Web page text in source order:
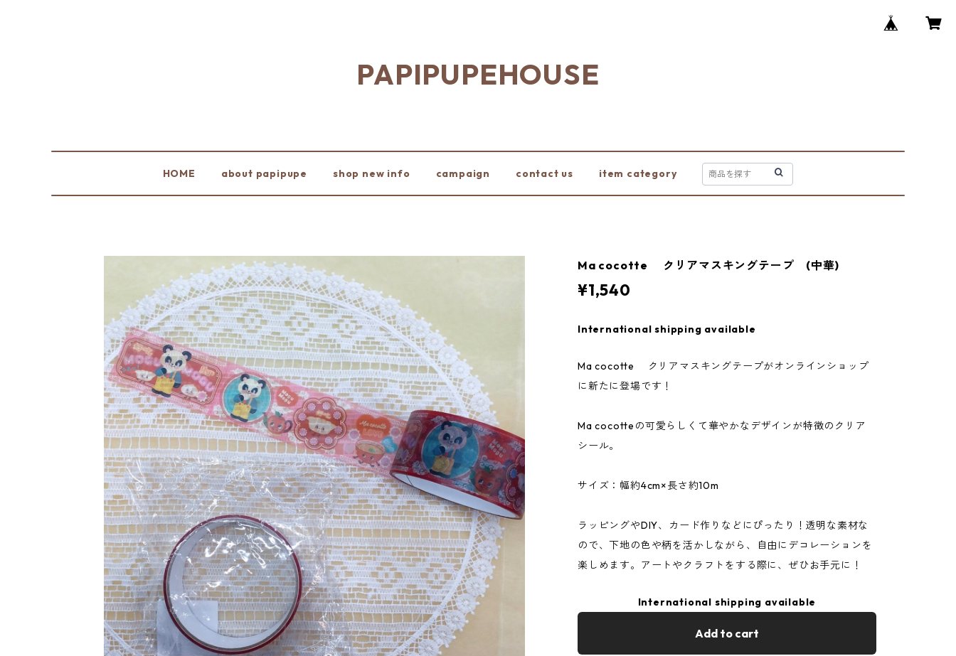
PAPIPUPEHOUSE
HOME about papipupe shop new info campaign contact us item category
Ma cocotte クリアマスキングテープ (中華)
¥1,540
International shipping available
Ma cocotte クリアマスキングテープがオンラインショップ
に新たに登場です！
Ma cocotteの可愛らしくて華やかなデザインが特徴のクリア
シール。
サイズ：幅約4cm×長さ約10m
ラッピングやDIY、カード作りなどにぴったり！透明な素材な
ので、下地の色や柄を活かしながら、自由にデコレーションを
楽しめます。アートやクラフトをする際に、ぜひお手元に！
International shipping available
Add to cart